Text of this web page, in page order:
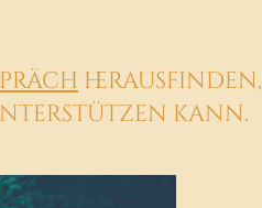
herausfinden,
kann.